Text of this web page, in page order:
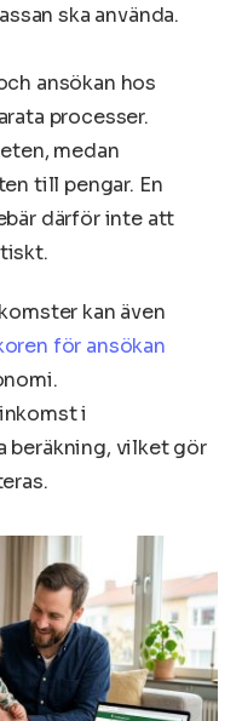
ska använda.
ansökan hos
processer.
medan
till pengar. En
därför inte att
kan även
för ansökan
i
beräkning, vilket gör